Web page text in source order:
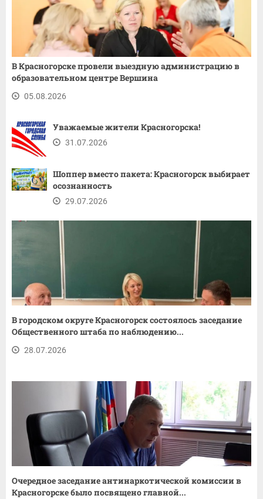
В Красногорске провели выездную администрацию в
образовательном центре Вершина
05.08.2026
Уважаемые жители Красногорска!
31.07.2026
Шоппер вместо пакета: Красногорск выбирает
осознанность
29.07.2026
В городском округе Красногорск состоялось заседание
Общественного штаба по наблюдению...
28.07.2026
Очередное заседание антинаркотической комиссии в
Красногорске было посвящено главной...